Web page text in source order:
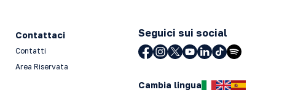
Contattaci
Contatti
Area Riservata
Seguici sui social
Cambia lingua